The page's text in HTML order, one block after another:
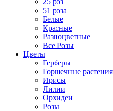
25 роз
51 роза
Белые
Красные
Разноцветные
Все Розы
Цветы
Герберы
Горшечные растения
Ирисы
Лилии
Орхидеи
Розы